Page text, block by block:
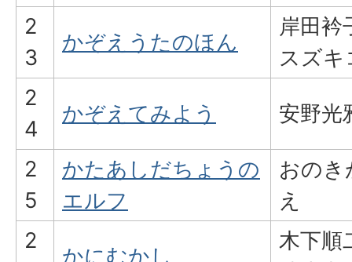
2
3
かぞえうたのほん
岸田衿
スズ
2
4
かぞえてみよう 安野光
2
5
かたあしだちょうの
エルフ
おの
え
2
かにむかし
木下順